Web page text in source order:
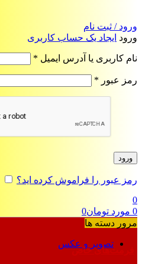
ورود / ثبت نام
ورود ایجاد یک حساب کاربری
نام کاربری یا آدرس ایمیل *
رمز عبور *
ورود
رمز عبور را فراموش کرده اید؟
0
0 مورد تومان0
مرور دسته ها
تصویر و عکس
فرمت‌های خاص